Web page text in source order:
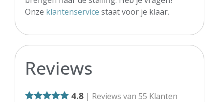
Onze klantenservice staat voor je klaar.
Reviews
4.8 | Reviews van 55 Klanten